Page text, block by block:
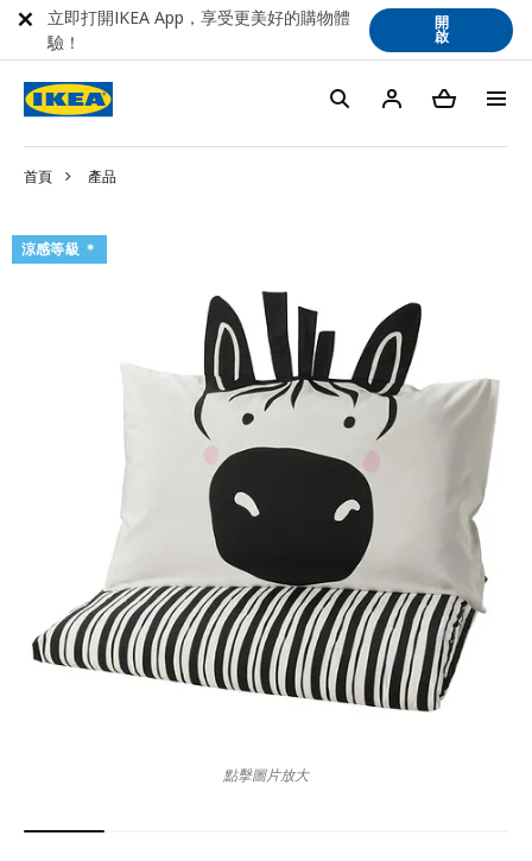
首頁 產品
涼感等級 ＊
點擊圖片放大
立即打開IKEA App，享受更美好的購物體
驗！
開
啟